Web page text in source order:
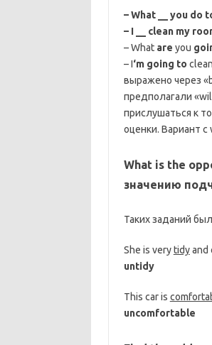
– What __ you do
– I __ clean my
– What are you
– I‘m going to
выражено через
предполагали
прислушаться к
оценки. Вариант
What is the
значению
Таких заданий
She is verytidyand
untidy
This car is
uncomfortable